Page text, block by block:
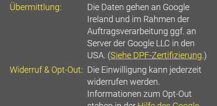
Übermittlung:
Die Daten gehen an Google
Ireland und im Rahmen der
Auftragsverarbeitung ggf. an
Server der Google LLC in den
USA. (Siehe DPF-Zertifizierung.)
Widerruf & Opt-Out: Die Einwilligung kann jederzeit
widerrufen werden.
Informationen zum Opt-Out